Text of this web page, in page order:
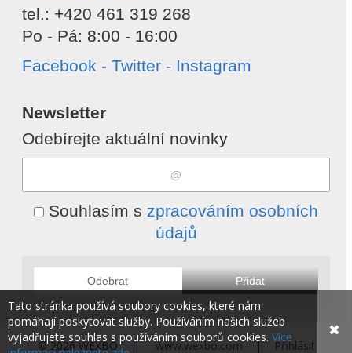
tel.: +420 461 319 268
Po - Pá: 8:00 - 16:00
Facebook - Twitter - Instagram
Newsletter
Odebírejte aktuální novinky
Souhlasím s zpracováním osobních
údajů
Odebrat Přidat
© 2026 WEXBO |www.wexbo.com| Přihlásit
Tato stránka používá soubory cookies, které nám
pomáhají poskytovat služby. Používáním našich služeb
vyjadřujete souhlas s používáním souborů cookies. Více
✖